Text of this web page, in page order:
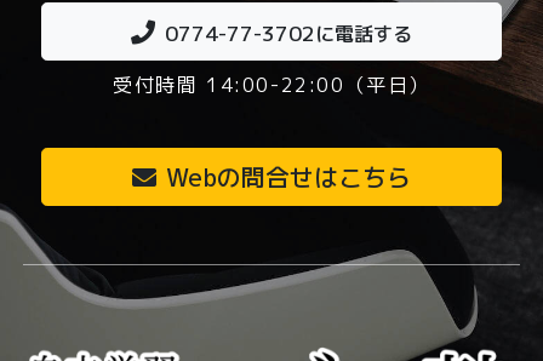
0774-77-3702に電話する
受付時間 14:00-22:00（平日）
Webの問合せはこちら